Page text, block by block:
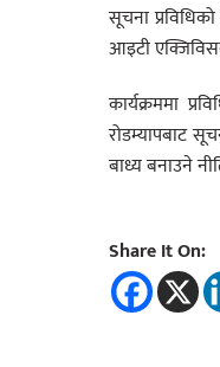
सूचना
आइटी
कार्यक्रममा
रोडम्यापबाट
बाध्य बनाउने
Share It On: